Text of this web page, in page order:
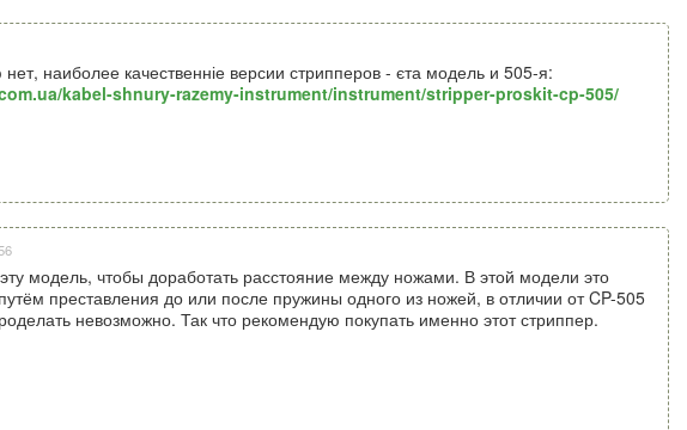
наиболее качественніе версии стрипперов - єта модель и 505-я:
kabel-shnury-razemy-instrument/instrument/stripper-proskit-cp-505/
модель, чтобы доработать расстояние между ножами. В этой модели это
преставления до или после пружины одного из ножей, в отличии от CP-505
невозможно. Так что рекомендую покупать именно этот стриппер.